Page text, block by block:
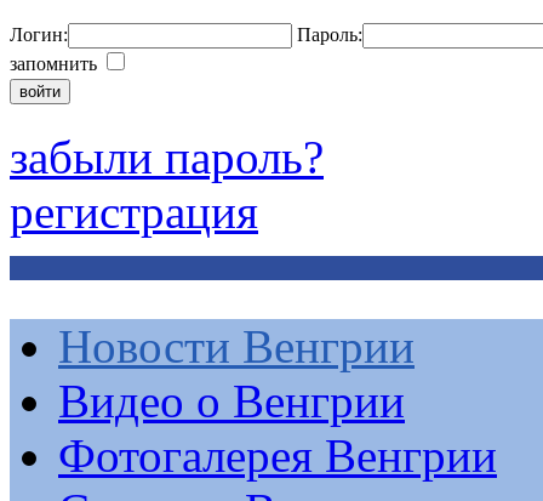
Логин:
Пароль:
запомнить
забыли пароль?
регистрация
Новости Венгрии
Видео о Венгрии
Фотогалерея Венгрии